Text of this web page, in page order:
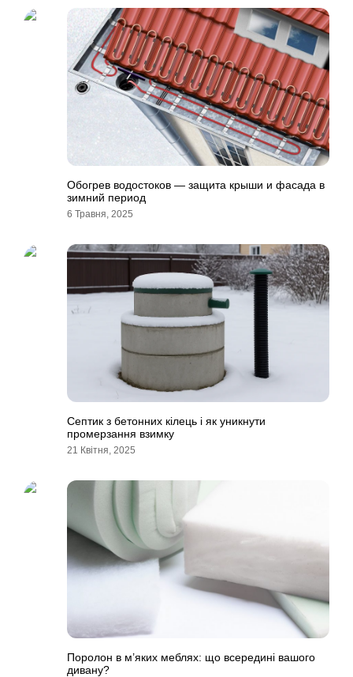
Обогрев водостоков — защита крыши и фасада в
зимний период
6 Травня, 2025
Септик з бетонних кілець і як уникнути
промерзання взимку
21 Квітня, 2025
Поролон в м’яких меблях: що всередині вашого
дивану?